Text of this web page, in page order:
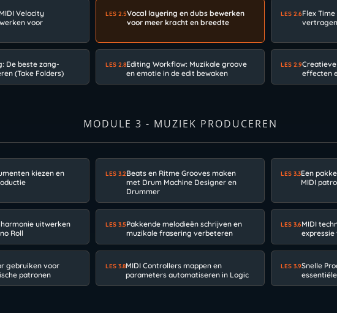
Velocity
voor
LES 2.5Vocal layering en dubs bewerken
voor meer kracht en breedte
LES 2.6Flex
De beste zang-
(Take Folders)
LES 2.8Editing Workflow: Muzikale groove
en emotie in de edit bewaken
LES 2.9
effecten
MODULE 3 - MUZIEK PRODUCEREN
kiezen en
LES 3.2Beats en Ritme Grooves maken
met Drum Machine Designer en
Drummer
LES 3.3Een
MIDI
uitwerken
Roll
LES 3.5Pakkende melodieën schrijven en
muzikale frasering verbeteren
LES 3.6MIDI
gebruiken voor
patronen
LES 3.8MIDI Controllers mappen en
parameters automatiseren in Logic
LES 3.9Snelle